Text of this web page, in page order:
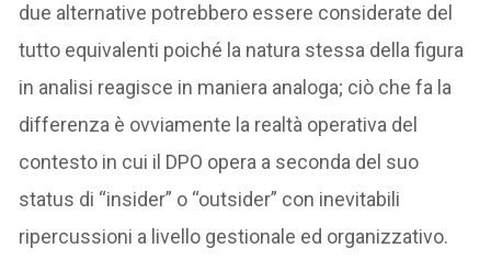
due alternative potrebbero essere considerate del
tutto equivalenti poiché la natura stessa della figura
in analisi reagisce in maniera analoga; ciò che fa la
differenza è ovviamente la realtà operativa del
contesto in cui il DPO opera a seconda del suo
status di “insider” o “outsider” con inevitabili
ripercussioni a livello gestionale ed organizzativo.